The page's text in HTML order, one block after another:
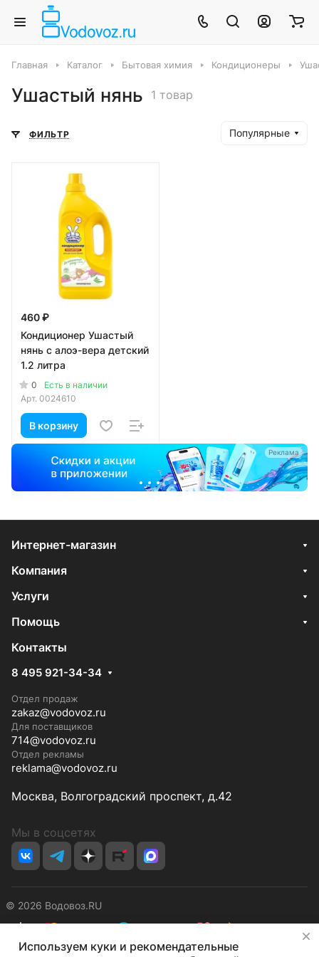
Главная Каталог Бытовая химия Кондиционеры
Ушастый нянь 1 товар
ФИЛЬТР Популярные
460 ₽
Кондиционер Ушастый
нянь с алоэ-вера детский
1.2 литра
0
Есть в наличии
Арт. 0024610
В корзину
Реклама
Интернет-магазин
Компания
Услуги
Помощь
Контакты
8 495 921-34-34
Отдел продаж
zakaz@vodovoz.ru
Для поставщиков
714@vodovoz.ru
Отдел рекламы
reklama@vodovoz.ru
Москва, Волгоградский проспект, д.42
Мы в соцсетях
© 2026 Водовоз.RU
КонфиденциальностьОферта
Используем куки и рекомендательные